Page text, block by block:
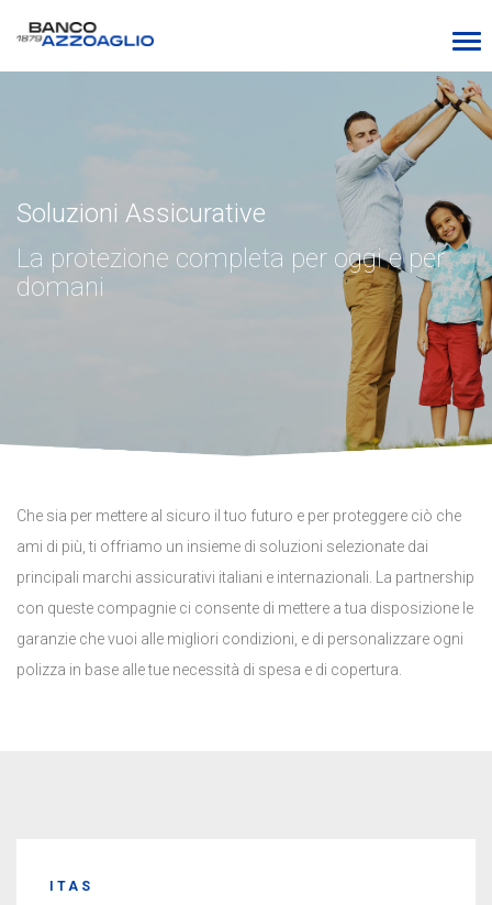
Soluzioni Assicurative
La protezione completa per oggi e per
domani
Che sia per mettere al sicuro il tuo futuro e per proteggere ciò che
ami di più, ti offriamo un insieme di soluzioni selezionate dai
principali marchi assicurativi italiani e internazionali. La partnership
con queste compagnie ci consente di mettere a tua disposizione le
garanzie che vuoi alle migliori condizioni, e di personalizzare ogni
polizza in base alle tue necessità di spesa e di copertura.
ITAS